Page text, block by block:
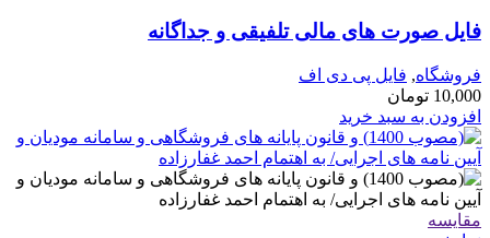
فایل صورت های مالی تلفیقی و جداگانه
فروشگاه, فایل پی دی اف
10,000 تومان
افزودن به سبد خرید
مقايسه